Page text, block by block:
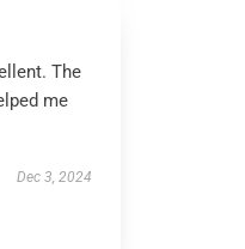
The
me
Dec 3, 2024